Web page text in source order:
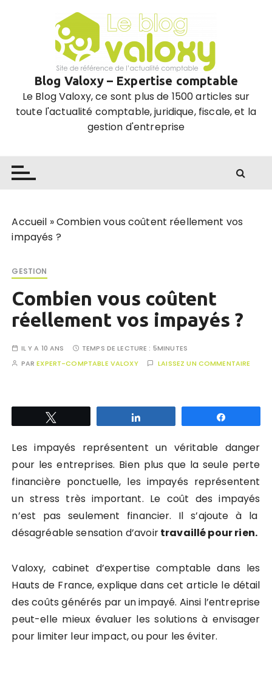
Blog Valoxy – Expertise comptable
Le Blog Valoxy, ce sont plus de 1500 articles sur
toute l'actualité comptable, juridique, fiscale, et la
gestion d'entreprise
Accueil »Combien vous coûtent réellement vos
impayés ?
GESTION
Combien vous coûtent
réellement vos impayés ?
IL Y A 10 ANS TEMPS DE LECTURE : 5MINUTES
PAREXPERT-COMPTABLE VALOXY LAISSEZ UN COMMENTAIRE
Les impayés représentent un véritable danger
pour les entreprises. Bien plus que la seule perte
financière ponctuelle, les impayés représentent
un stress très important. Le coût des impayés
n’est pas seulement financier. Il s’ajoute à la
désagréable sensation d’avoirtravaillé pour rien.
Valoxy, cabinet d’expertise comptable dans les
Hauts de France, explique dans cet article le détail
des coûts générés par un impayé. Ainsi l’entreprise
peut-elle mieux évaluer les solutions à envisager
pour limiter leur impact, ou pour les éviter.